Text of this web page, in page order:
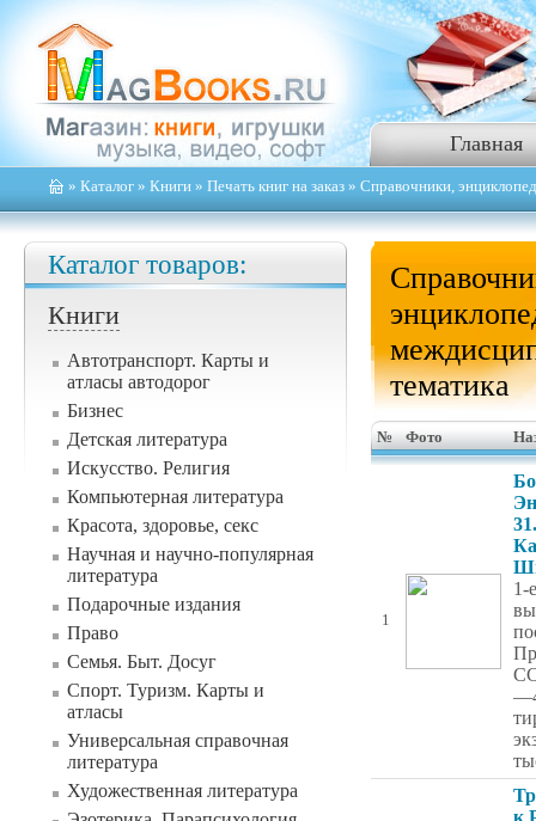
Главная
» Каталог » Книги » Печать книг на заказ » Справочники,
Каталог товаров:
Книги
Автотранспорт. Карты и
атласы автодорог
Бизнес
Детская литература
Искусство. Религия
Компьютерная литература
Красота, здоровье, секс
Научная и научно-популярная
литература
Подарочные издания
Право
Семья. Быт. Досуг
Спорт. Туризм. Карты и
атласы
Универсальная справочная
литература
Художественная литература
тематика
№ Фото
1
1-
к